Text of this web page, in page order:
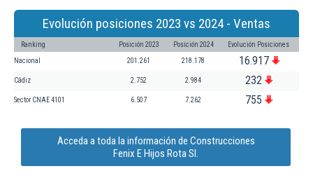
Evolución posiciones 2023 vs 2024 - Ventas
Ranking Posición 2023 Posición 2024 Evolución Posiciones
Nacional 201.261 218.178 16.917
Cádiz 2.752 2.984 232
Sector CNAE 4101 6.507 7.262 755
Acceda a toda la información de Construcciones
Fenix E Hijos Rota Sl.